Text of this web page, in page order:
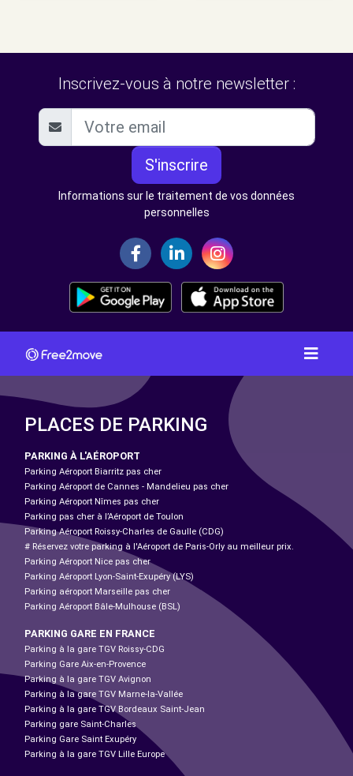
Inscrivez-vous à notre newsletter :
S'inscrire
Informations sur le traitement de vos données
personnelles
PLACES DE PARKING
PARKING À L'AÉROPORT
Parking Aéroport Biarritz pas cher
Parking Aéroport de Cannes - Mandelieu pas cher
Parking Aéroport Nîmes pas cher
Parking pas cher à l’Aéroport de Toulon
Parking Aéroport Roissy-Charles de Gaulle (CDG)
# Réservez votre parking à l'Aéroport de Paris-Orly au meilleur prix.
Parking Aéroport Nice pas cher
Parking Aéroport Lyon-Saint-Exupéry (LYS)
Parking aéroport Marseille pas cher
Parking Aéroport Bâle-Mulhouse (BSL)
PARKING GARE EN FRANCE
Parking à la gare TGV Roissy-CDG
Parking Gare Aix-en-Provence
Parking à la gare TGV Avignon
Parking à la gare TGV Marne-la-Vallée
Parking à la gare TGV Bordeaux Saint-Jean
Parking gare Saint-Charles
Parking Gare Saint Exupéry
Parking à la gare TGV Lille Europe